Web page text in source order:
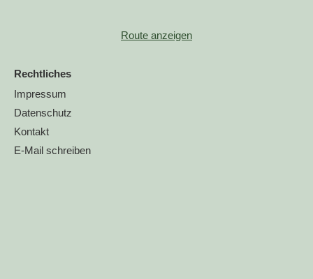
Route anzeigen
Rechtliches
Impressum
Datenschutz
Kontakt
E-Mail schreiben